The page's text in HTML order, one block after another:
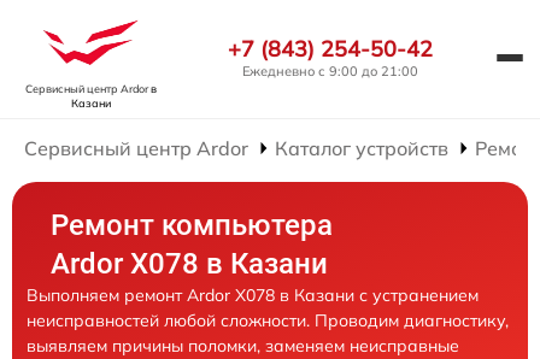
Сервисный центр Ardorв
Казани
+7 (843) 254-50-42
Ежедневно с 9:00 до 21:00
Сервисный центр Ardor Каталог устройств
Ремонт компьютера
Ardor X078 в Казани
Выполняем ремонт Ardor X078 в Казани с устранением
неисправностей любой сложности. Проводим диагностику,
выявляем причины поломки, заменяем неисправные